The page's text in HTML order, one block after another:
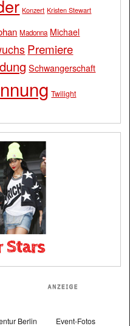
Konzert Kristen Stewart
Madonna Michael
Premiere
Schwangerschaft
Twilight
Berlin Event-Fotos